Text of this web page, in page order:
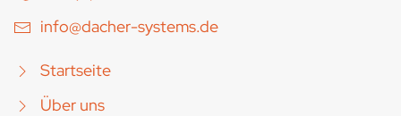
info@dacher-systems.de
Startseite
Über uns